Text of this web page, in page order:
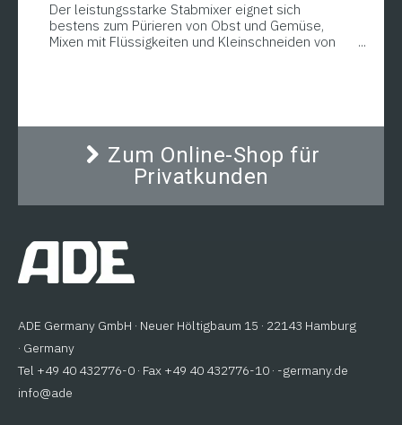
Der leistungsstarke Stabmixer eignet sich
bestens zum Pürieren von Obst und Gemüse,
Mixen mit Flüssigkeiten und Kleinschneiden von
gewährleisten zudem eine zuverlässige
Zum Online-Shop für
Privatkunden
ADE Germany GmbH · Neuer Höltigbaum 15 · 22143 Hamburg
· Germany
Tel +49 40 432776-0 · Fax +49 40 432776-10 · ed.ynamreg-
eda
@ofni